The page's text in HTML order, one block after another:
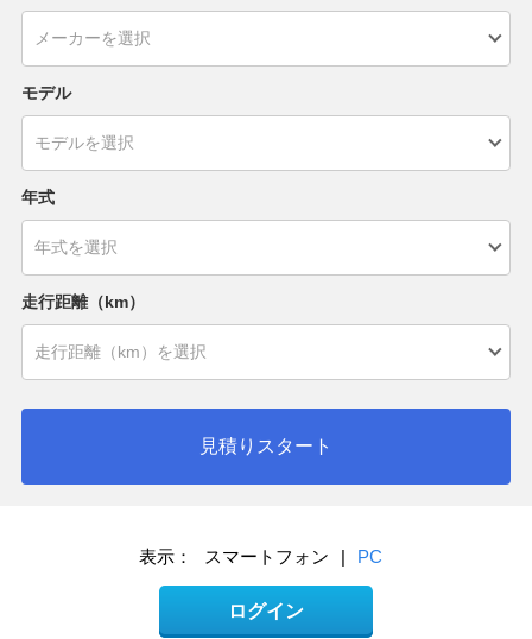
モデル
年式
走行距離（km）
見積りスタート
表示： スマートフォン | PC
ログイン